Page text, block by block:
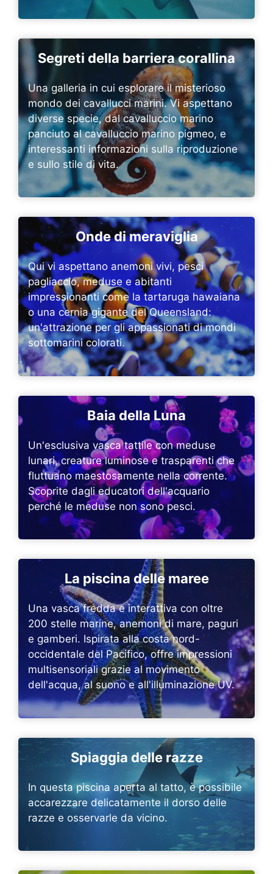
Segreti della barriera corallina
Una galleria in cui esplorare il misterioso
mondo dei cavallucci marini. Vi aspettano
diverse specie, dal cavalluccio marino
panciuto al cavalluccio marino pigmeo, e
interessanti informazioni sulla riproduzione
e sullo stile di vita.
Onde di meraviglia
Qui vi aspettano anemoni vivi, pesci
pagliaccio, meduse e abitanti
impressionanti come la tartaruga hawaiana
o una cernia gigante del Queensland:
un'attrazione per gli appassionati di mondi
sottomarini colorati.
Baia della Luna
Un'esclusiva vasca tattile con meduse
lunari, creature luminose e trasparenti che
fluttuano maestosamente nella corrente.
Scoprite dagli educatori dell'acquario
perché le meduse non sono pesci.
La piscina delle maree
Una vasca fredda e interattiva con oltre
200 stelle marine, anemoni di mare, paguri
e gamberi. Ispirata alla costa nord-
occidentale del Pacifico, offre impressioni
multisensoriali grazie al movimento
dell'acqua, al suono e all'illuminazione UV.
Spiaggia delle razze
In questa piscina aperta al tatto, è possibile
accarezzare delicatamente il dorso delle
razze e osservarle da vicino.